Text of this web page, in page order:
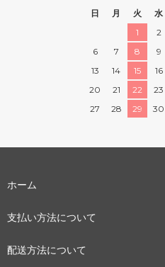
日
月 火 水
1
2
6
7 8 9
13
14 15 16
20
21 22 23
27
28 29 30
ホーム
支払い方法について
配送方法について